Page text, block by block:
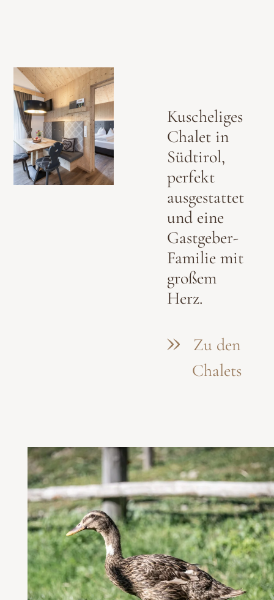
Kuscheliges
Chalet in
Südtirol,
perfekt
ausgestattet
und eine
Gastgeber-
Familie mit
großem
Herz.
Zu den
Chalets